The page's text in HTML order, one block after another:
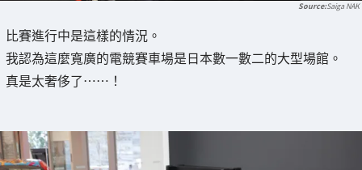
Saiga NAK
比賽進行中是這樣的情況。
我認為這麼寬廣的電競賽車場是日本數一數二的大型場館。
真是太奢侈了……！